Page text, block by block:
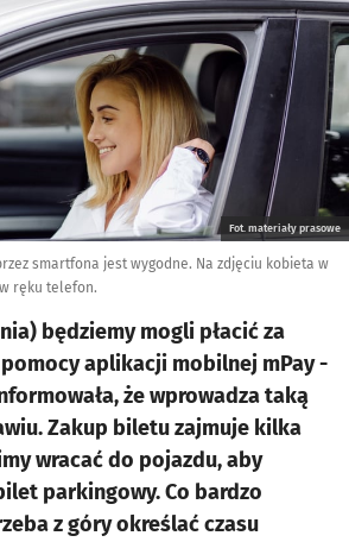
Fot. materiały prasowe
smartfona jest wygodne. Na zdjęciu kobieta w
ręku telefon.
będziemy mogli płacić za
aplikacji mobilnej mPay -
że wprowadza taką
Zakup biletu zajmuje kilka
wracać do pojazdu, aby
parkingowy. Co bardzo
z góry określać czasu